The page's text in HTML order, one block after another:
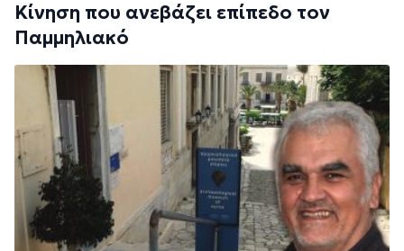
Κίνηση που ανεβάζει επίπεδο τον
Παμμηλιακό